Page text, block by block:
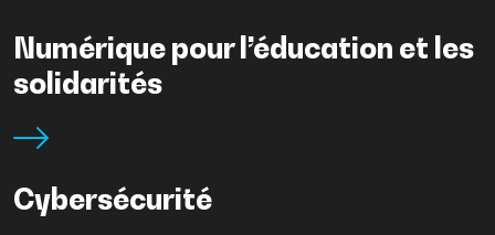
Numérique pour l’éducation et les
solidarités
Cybersécurité